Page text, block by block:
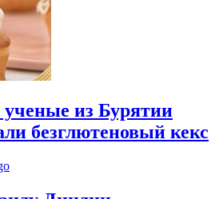
ученые из Бурятии
безглютеновый кекс